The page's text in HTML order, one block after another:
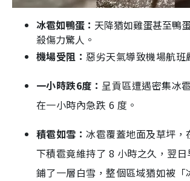
冰雹如鴨蛋： 天降猶如雞蛋甚至鴨
殺傷力驚人。
機場受阻：惡劣天氣導致機場航班
一小時跌6度： 呈貢區遭遇密集冰
在一小時內急跌 6 度。
積雹如雪：冰雹覆蓋地面及草坪，
下積雹竟維持了 8 小時之久，翌
鋪了一層白雪，整個區域猶如被「